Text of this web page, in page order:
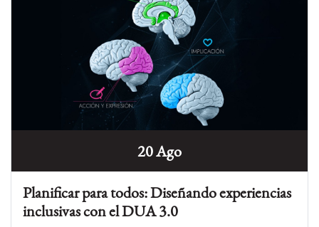
20 Ago
Planificar para todos: Diseñando experiencias
inclusivas con el DUA 3.0